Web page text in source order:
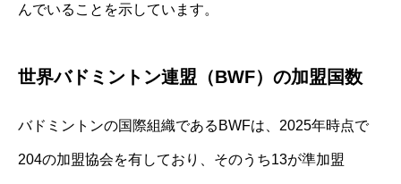
んでいることを示しています。
世界バドミントン連盟（BWF）の加盟国数
バドミントンの国際組織であるBWFは、2025年時点で
204の加盟協会を有しており、そのうち13が準加盟